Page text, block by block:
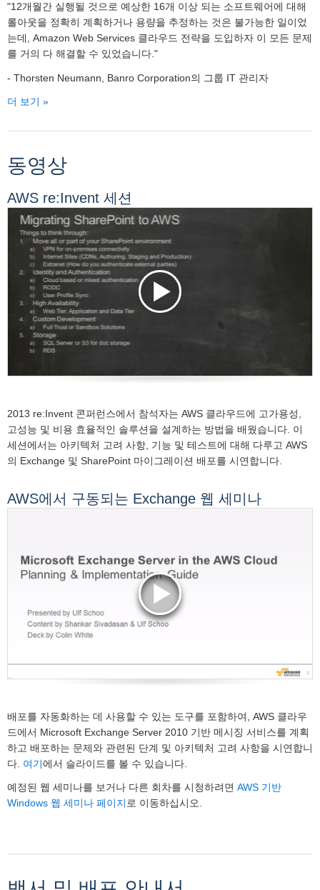
"12개월간 실행될 것으로 예상한 16개 이상 되는 소프트웨어에 대해
롤아웃을 정확히 계획하거나 용량을 추정하는 것은 불가능한 일이었
는데, Amazon Web Services 클라우드 전략을 도입하자 이 모든 문제
를 거의 다 해결할 수 있었습니다."
- Thorsten Neumann, Banro Corporation의 그룹 IT 관리자
더 보기 »
동영상
AWS re:Invent 세션
2013 re:Invent 콘퍼런스에서 참석자는 AWS 클라우드에 고가용성,
고성능 및 비용 효율적인 솔루션을 설계하는 방법을 배웠습니다. 이
세션에서는 아키텍처 고려 사항, 기능 및 테스트에 대해 다루고 AWS
의 Exchange 및 SharePoint 마이그레이션 배포를 시연합니다.
AWS에서 구동되는 Exchange 웹 세미나
배포를 자동화하는 데 사용할 수 있는 도구를 포함하여, AWS 클라우
드에서 Microsoft Exchange Server 2010 기반 메시징 서비스를 계획
하고 배포하는 문제와 관련된 단계 및 아키텍처 고려 사항을 시연합니
다. 여기에서 슬라이드를 볼 수 있습니다.
예정된 웹 세미나를 보거나 다른 회차를 시청하려면 AWS 기반
Windows 웹 세미나 페이지 로 이동하십시오.